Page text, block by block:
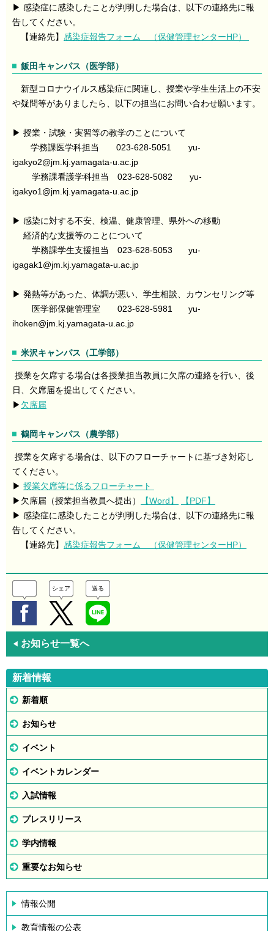
▶ 感染症に感染したことが判明した場合は、以下の連絡先に報
告してください。
【連絡先】 感染症報告フォーム （保健管理センターHP）
飯田キャンパス（医学部）
新型コロナウイルス感染症に関連し、授業や学生生活上の不安
や疑問等がありましたら、以下の担当にお問い合わせ願います。
▶ 授業・試験・実習等の教学のことについて
学務課医学科担当 023-628-5051 yu-
igakyo2@jm.kj.yamagata-u.ac.jp
学務課看護学科担当 023-628-5082 yu-
igakyo1@jm.kj.yamagata-u.ac.jp
▶ 感染に対する不安、検温、健康管理、県外への移動
経済的な支援等のことについて
学務課学生支援担当 023-628-5053 yu-
igagak1@jm.kj.yamagata-u.ac.jp
▶ 発熱等があった、体調が悪い、学生相談、カウンセリング等
医学部保健管理室 023-628-5981 yu-
ihoken@jm.kj.yamagata-u.ac.jp
米沢キャンパス（工学部）
授業を欠席する場合は各授業担当教員に欠席の連絡を行い、後
日、 欠席届を提出してください。
▶ 欠席届
鶴岡キャンパス（農学部）
授業を欠席する場合は、以下のフローチャートに基づき対応し
てください。
▶ 授業欠席等に係るフローチャート
▶欠席届（授業担当教員へ提出）
【Word】
【PDF】
▶ 感染症に感染したことが判明した場合は、以下の連絡先に報
告してください。
【連絡先】 感染症報告フォーム （保健管理センターHP）
シェア 送る
◀ お知らせ一覧へ
新着情報
新着順
お知らせ
イベント
イベントカレンダー
入試情報
プレスリリース
学内情報
重要なお知らせ
情報公開
教育情報の公表